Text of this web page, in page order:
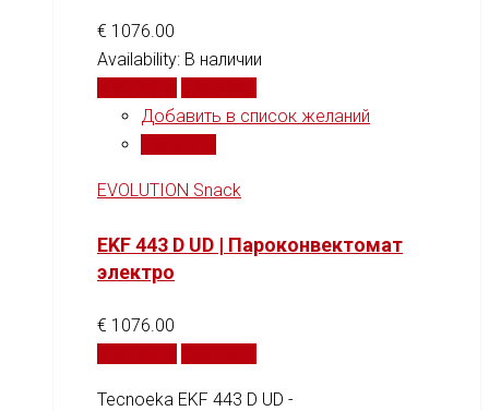
€ 1076.00
Availability: В наличии
Добавить в список желаний
EVOLUTION Snack
EKF 443 D UD | Пароконвектомат
электро
€ 1076.00
Tecnoeka EKF 443 D UD -